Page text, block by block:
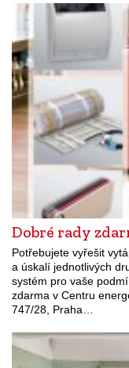
Dobré rady
Potřebujete vyřešit
a úskalí jednotlivých
systém pro vaše
zdarma v Centru
747/28, Praha…